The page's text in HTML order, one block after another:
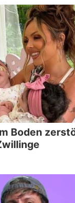
Boden